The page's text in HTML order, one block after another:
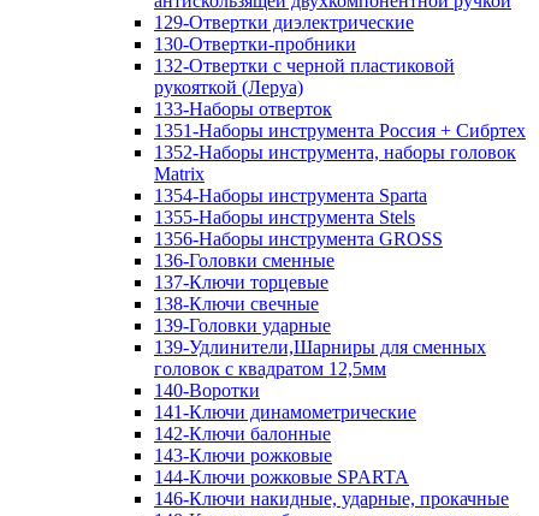
129-Отвертки диэлектрические
130-Отвертки-пробники
132-Отвертки с черной пластиковой
рукояткой (Леруа)
133-Наборы отверток
1351-Наборы инструмента Россия + Сибртех
1352-Наборы инструмента, наборы головок
Matrix
1354-Наборы инструмента Sparta
1355-Наборы инструмента Stels
1356-Наборы инструмента GROSS
136-Головки сменные
137-Ключи торцевые
138-Ключи свечные
139-Головки ударные
139-Удлинители,Шарниры для сменных
головок с квадратом 12,5мм
140-Воротки
141-Ключи динамометрические
142-Ключи балонные
143-Ключи рожковые
144-Ключи рожковые SPARTA
146-Ключи накидные, ударные, прокачные